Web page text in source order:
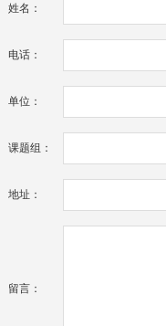
姓名：
电话：
单位：
课题组：
地址：
留言：